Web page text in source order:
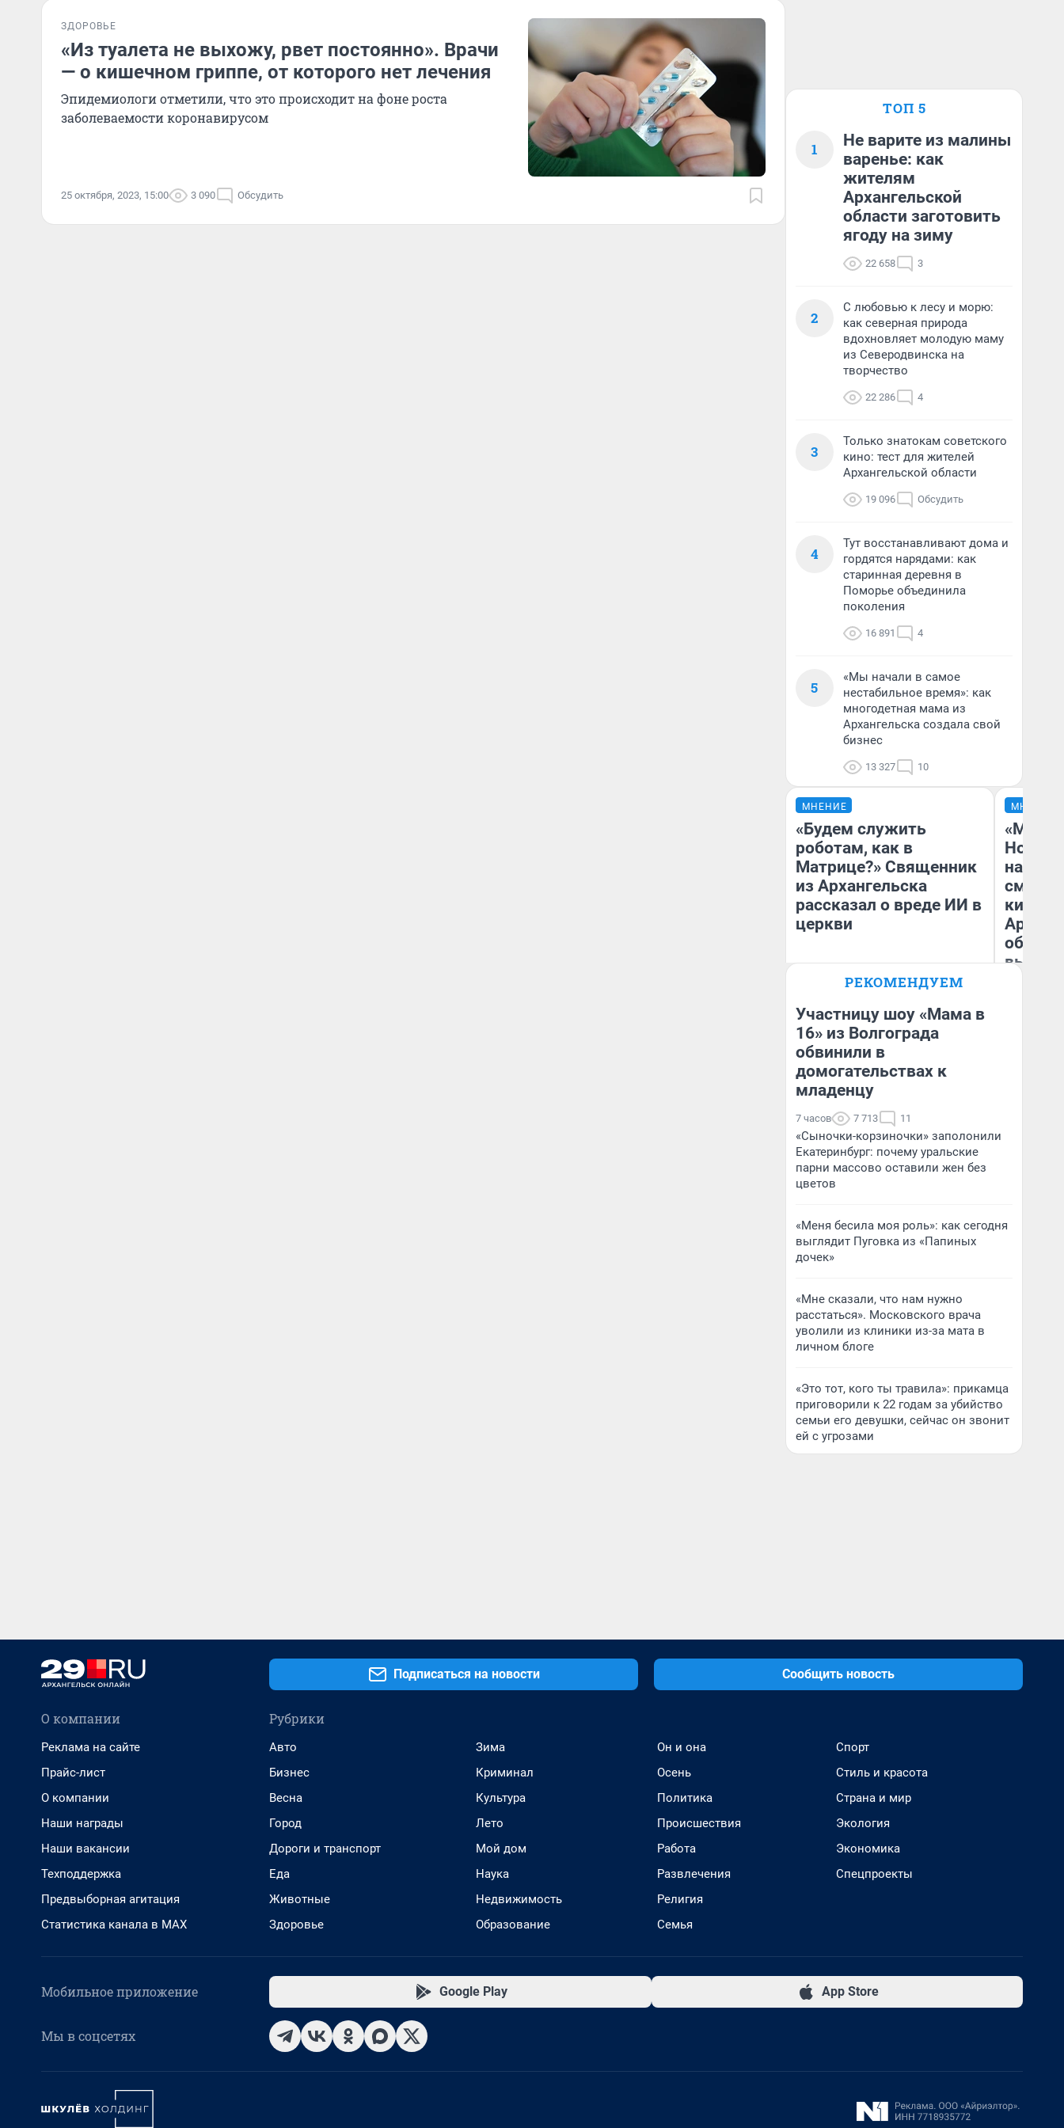
ЗДОРОВЬЕ
«Из туалета не выхожу, рвет постоянно». Врачи
— о кишечном гриппе, от которого нет лечения
Эпидемиологи отметили, что это происходит на фоне роста
заболеваемости коронавирусом
25 октября, 2023, 15:00 3 090 Обсудить
ТОП 5
1
Не варите из малины
варенье: как
жителям
Архангельской
области заготовить
ягоду на зиму
22 658 3
2
С любовью к лесу и морю:
как северная природа
вдохновляет молодую маму
из Северодвинска на
творчество
22 286 4
3
Только знатокам советского
кино: тест для жителей
Архангельской области
19 096 Обсудить
4
Тут восстанавливают дома и
гордятся нарядами: как
старинная деревня в
Поморье объединила
поколения
16 891 4
5
«Мы начали в самое
нестабильное время»: как
многодетная мама из
Архангельска создала свой
бизнес
13 327 10
МНЕНИЕ
«Будем служить
роботам, как в
Матрице?» Священник
из Архангельска
рассказал о вреде ИИ в
церкви
Андрей Дорофейчев
МНЕНИЕ
«Мы
РЕКОМЕНДУЕМ
Участницу шоу «Мама в
16» из Волгограда
обвинили в
домогательствах к
младенцу
7 часов 7 713 11
«Сыночки-корзиночки» заполонили
Екатеринбург: почему уральские
парни массово оставили жен без
цветов
«Меня бесила моя роль»: как сегодня
выглядит Пуговка из «Папиных
дочек»
«Мне сказали, что нам нужно
расстаться». Московского врача
уволили из клиники из-за мата в
личном блоге
«Это тот, кого ты травила»: прикамца
приговорили к 22 годам за убийство
семьи его девушки, сейчас он звонит
ей с угрозами
Подписаться на новости Сообщить новость
О компании
Реклама на сайте
Прайс-лист
О компании
Наши награды
Наши вакансии
Техподдержка
Предвыборная агитация
Статистика канала в MAX
Рубрики
Авто
Бизнес
Весна
Город
Дороги и транспорт
Еда
Животные
Здоровье
Зима
Криминал
Культура
Лето
Мой дом
Наука
Недвижимость
Образование
Он и она
Осень
Политика
Происшествия
Работа
Развлечения
Религия
Семья
Спорт
Стиль и красота
Страна и мир
Экология
Экономика
Спецпроекты
Мобильное приложение Google Play App Store
Мы в соцсетях